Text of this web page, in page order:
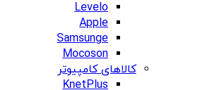
Levelo
Apple
Samsunge
Mocoson
کالاهای کامپیوتر
KnetPlus